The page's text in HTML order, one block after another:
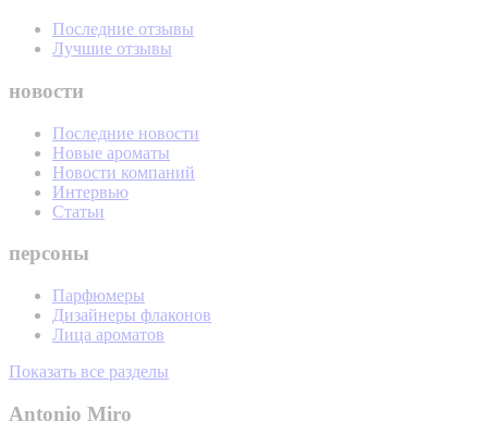
Последние отзывы
Лучшие отзывы
новости
Последние новости
Новые ароматы
Новости компаний
Интервью
Статьи
персоны
Парфюмеры
Дизайнеры флаконов
Лица ароматов
Показать все разделы
Antonio Miro